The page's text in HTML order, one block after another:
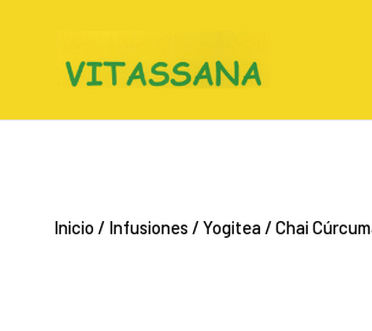
Inicio/ Infusiones /Yogitea/ Chai